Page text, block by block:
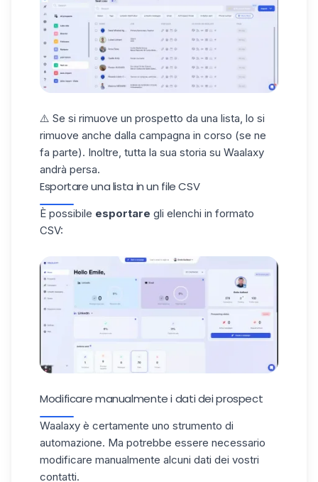
⚠️ Se si rimuove un prospetto da una lista, lo si
rimuove anche dalla campagna in corso (se ne
fa parte). Inoltre, tutta la sua storia su Waalaxy
andrà persa.
Esportare una lista in un file CSV
È possibile esportare gli elenchi in formato
CSV:
Modificare manualmente i dati dei prospect
Waalaxy è certamente uno strumento di
automazione. Ma potrebbe essere necessario
modificare manualmente alcuni dati dei vostri
contatti.